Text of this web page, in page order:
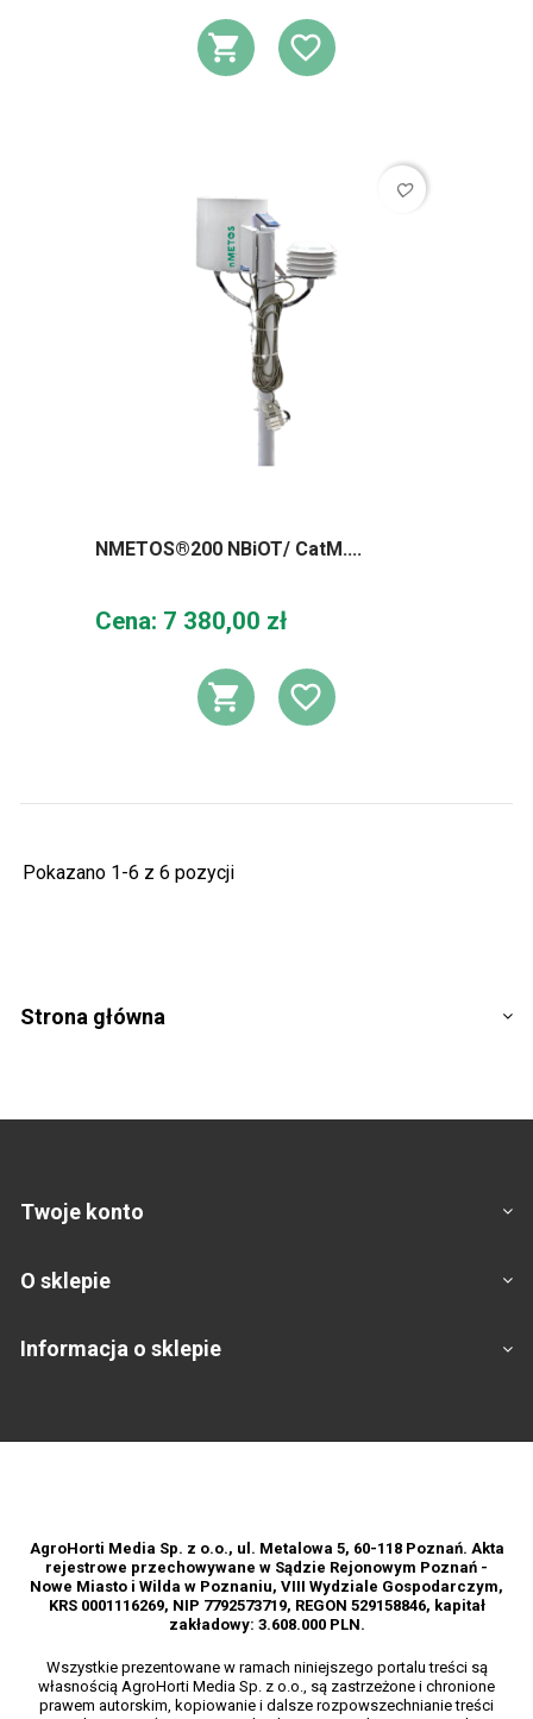
DODAJ DO
DODAJ DO
favorite_border
NMETOS®200 NBiOT/ CatM....
Cena
Cena: 7 380,00 zł
DODAJ DO
DODAJ DO
Pokazano 1-6 z 6 pozycji
Strona główna
Twoje konto
O sklepie
Informacja o sklepie
AgroHorti Media Sp. z o.o., ul. Metalowa 5, 60-118 Poznań. Akta
rejestrowe przechowywane w Sądzie Rejonowym Poznań -
Nowe Miasto i Wilda w Poznaniu, VIII Wydziale Gospodarczym,
KRS 0001116269, NIP 7792573719, REGON 529158846, kapitał
zakładowy: 3.608.000 PLN.
Wszystkie prezentowane w ramach niniejszego portalu treści są
własnością AgroHorti Media Sp. z o.o., są zastrzeżone i chronione
prawem autorskim, kopiowanie i dalsze rozpowszechnianie treści